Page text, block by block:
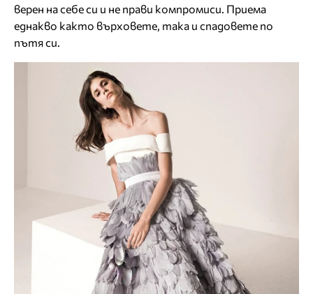
верен на себе си и не прави компромиси. Приема
еднакво както върховете, така и спадовете по
пътя си.